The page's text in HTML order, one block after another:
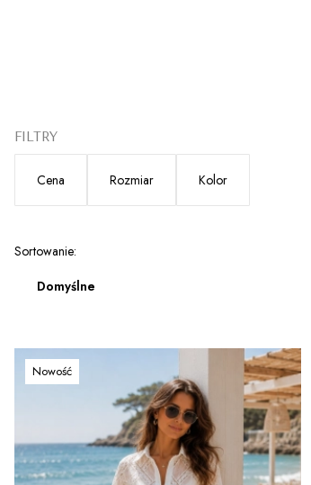
FILTRY
Cena Rozmiar Kolor
Lista produktów
Sortowanie:
Domyślne
Nowość